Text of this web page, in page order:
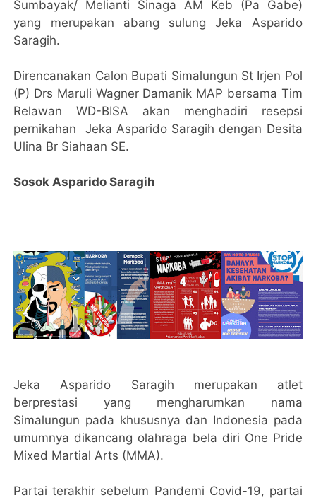
Sumbayak/ Melianti Sinaga AM Keb (Pa Gabe)
yang merupakan abang sulung Jeka Asparido
Saragih.
Direncanakan Calon Bupati Simalungun St Irjen Pol
(P) Drs Maruli Wagner Damanik MAP bersama Tim
Relawan WD-BISA akan menghadiri resepsi
pernikahan Jeka Asparido Saragih dengan Desita
Ulina Br Siahaan SE.
Sosok Asparido Saragih
Jeka Asparido Saragih merupakan atlet
berprestasi yang mengharumkan nama
Simalungun pada khususnya dan Indonesia pada
umumnya dikancang olahraga bela diri One Pride
Mixed Martial Arts (MMA).
Partai terakhir sebelum Pandemi Covid-19, partai